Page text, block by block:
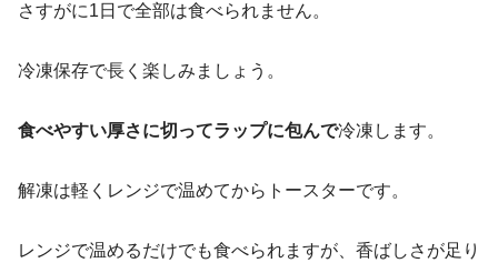
さすがに1日で全部は食べられません。
冷凍保存で長く楽しみましょう。
食べやすい厚さに切ってラップに包んで冷凍します。
解凍は軽くレンジで温めてからトースターです。
レンジで温めるだけでも食べられますが、香ばしさが足り